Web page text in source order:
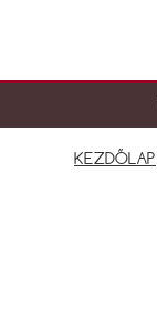
KEZDŐLAP